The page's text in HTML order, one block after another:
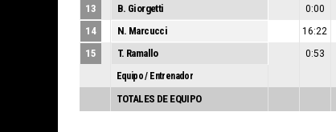
13 B. Giorgetti 0:00
14 N. Marcucci 16:22
15 T. Ramallo 0:53
Equipo / Entrenador
TOTALES DE EQUIPO